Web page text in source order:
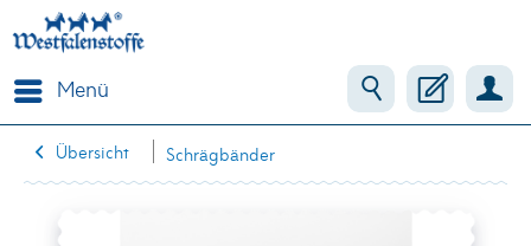
Menü
Übersicht Schrägbänder